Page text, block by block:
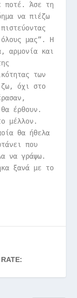
ποτέ.Άσε τη
να πιέζω
μας”. Η
αρμονία και
των
ζω, όχι στο
έρθουν.
μέλλον.
θα ήθελα
που
να γράψω.
ξανά με το
RATE: